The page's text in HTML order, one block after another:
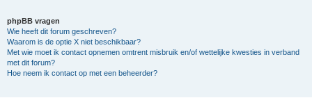
phpBB vragen
Wie heeft dit forum geschreven?
Waarom is de optie X niet beschikbaar?
Met wie moet ik contact opnemen omtrent misbruik en/of wettelijke kwesties in verband
met dit forum?
Hoe neem ik contact op met een beheerder?